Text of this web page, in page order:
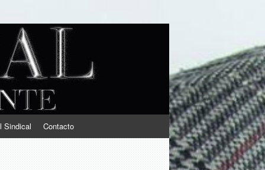
Sindical Contacto